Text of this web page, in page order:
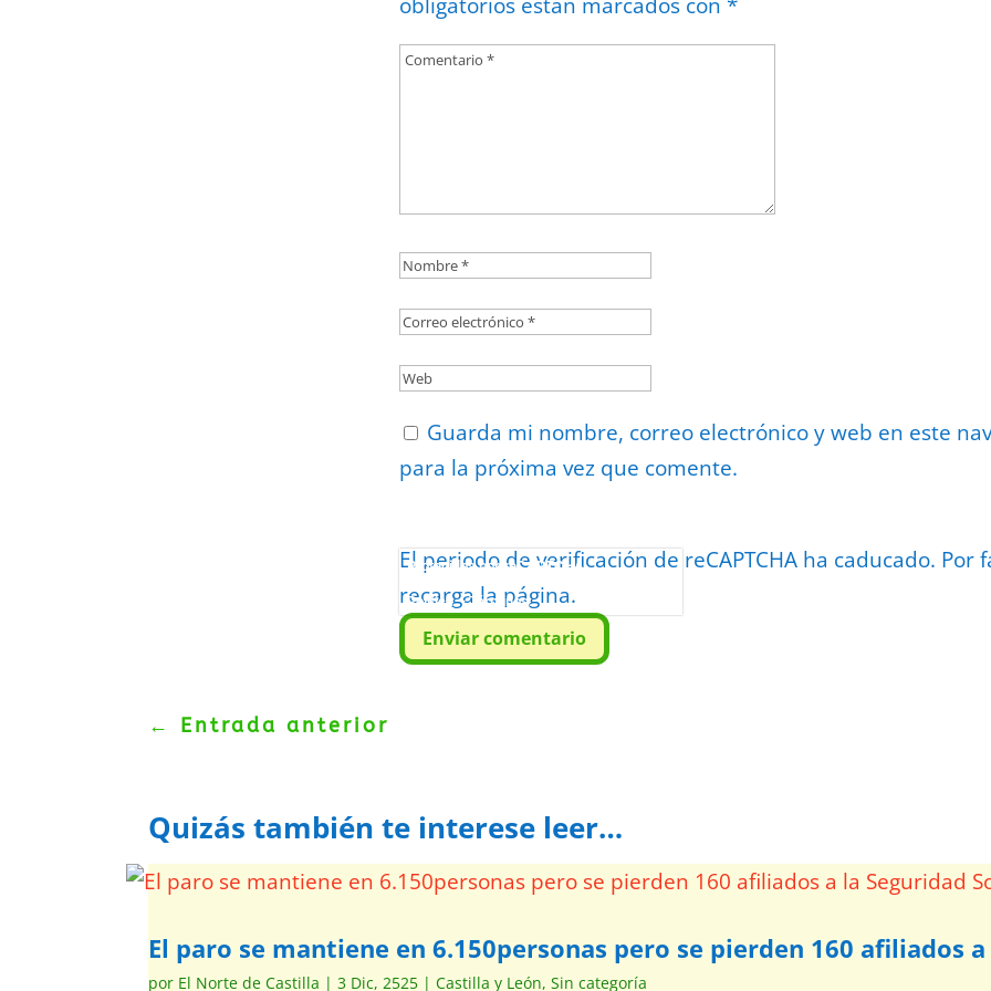
obligatorios están marcados con *
Guarda mi nombre, correo electrónico y web en este
para la próxima vez que comente.
El periodo de verificación de reCAPTCHA ha caducado. Por
recarga la página.
Enviar comentario
Protegidos por reCAPTCHA
Politica–Términos.
← Entrada anterior
Quizás también te interese leer…
El paro se mantiene en 6.150personas pero se pierden 160 afiliados
por El Norte de Castilla |3 Dic, 2525 |Castilla y León,Sin categoría